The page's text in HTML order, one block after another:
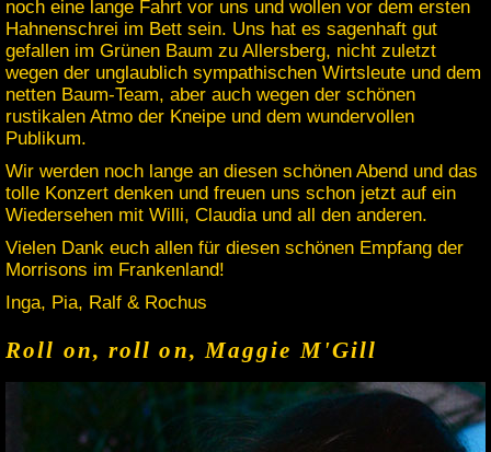
noch eine lange Fahrt vor uns und wollen vor dem ersten
Hahnenschrei im Bett sein. Uns hat es sagenhaft gut
gefallen im Grünen Baum zu Allersberg, nicht zuletzt
wegen der unglaublich sympathischen Wirtsleute und dem
netten Baum-Team, aber auch wegen der schönen
rustikalen Atmo der Kneipe und dem wundervollen
Publikum.
Wir werden noch lange an diesen schönen Abend und das
tolle Konzert denken und freuen uns schon jetzt auf ein
Wiedersehen mit Willi, Claudia und all den anderen.
Vielen Dank euch allen für diesen schönen Empfang der
Morrisons im Frankenland!
Inga, Pia, Ralf & Rochus
Roll on, roll on, Maggie M'Gill